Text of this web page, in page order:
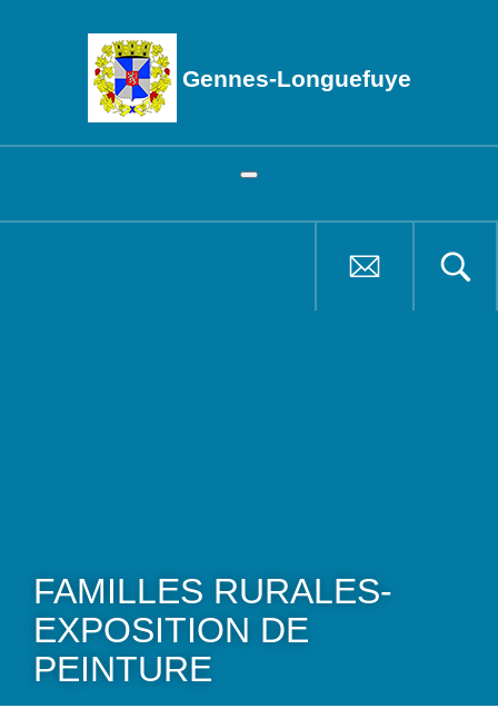
Gennes-Longuefuye
FAMILLES RURALES-
EXPOSITION DE
PEINTURE